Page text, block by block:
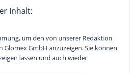
Inhalt:
um den von unserer Redaktion
GmbH anzuzeigen. Sie können
lassen und auch wieder